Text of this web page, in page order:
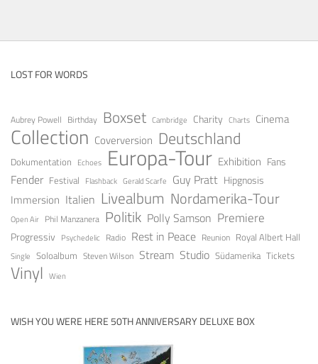
LOST FOR WORDS
Aubrey Powell Birthday Boxset Cambridge Charity Charts Cinema
Collection Coverversion Deutschland
Dokumentation Echoes Europa-Tour Exhibition Fans
Fender Festival Flashback Gerald Scarfe Guy Pratt Hipgnosis
Immersion Italien Livealbum Nordamerika-Tour
Open Air Phil Manzanera Politik Polly Samson Premiere
Progressiv Psychedelic Radio Rest in Peace Reunion Royal Albert Hall
Single Soloalbum Steven Wilson Stream Studio Südamerika Tickets
Vinyl Wien
WISH YOU WERE HERE 50TH ANNIVERSARY DELUXE BOX